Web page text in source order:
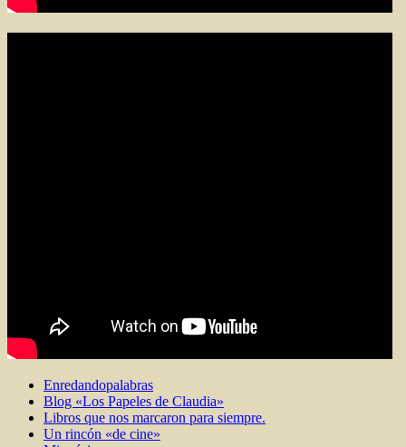
Enredandopalabras
Blog «Los Papeles de Claudia»
Libros que nos marcaron para siempre.
Un rincón «de cine»